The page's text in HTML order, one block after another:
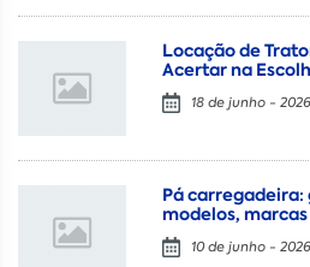
Locação de
Acertar na
18 de junho - 2026
Pá
modelos,
10 de junho - 2026